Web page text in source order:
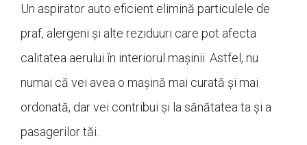
Un aspirator auto eficient elimină particulele de
praf, alergeni și alte reziduuri care pot afecta
calitatea aerului în interiorul mașinii. Astfel, nu
numai că vei avea o mașină mai curată și mai
ordonată, dar vei contribui și la sănătatea ta și a
pasagerilor tăi.